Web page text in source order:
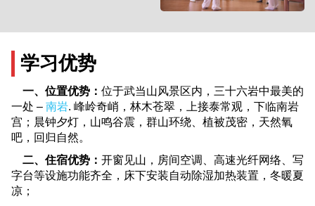
学习优势
一、位置优势： 位于武当山风景区内，三十六岩中最美的
一处 – 南岩. 峰岭奇峭，林木苍翠，上接泰常观，下临南岩
宫；晨钟夕灯，山鸣谷震，群山环绕、植被茂密，天然氧
吧，回归自然。
二、住宿优势： 开窗见山，房间空调、高速光纤网络、写
字台等设施功能齐全，床下安装自动除湿加热装置，冬暖夏
凉；